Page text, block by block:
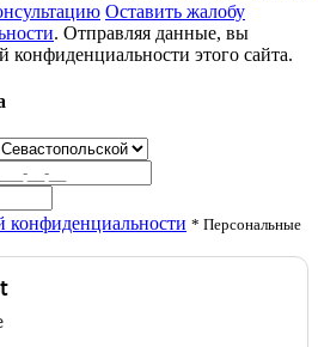
Оставить жалобу
. Отправляя данные, вы
конфиденциальности этого сайта.
конфиденциальности * Персональные